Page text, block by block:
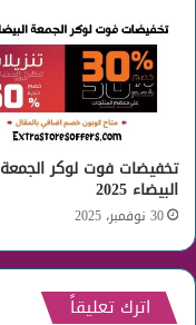
تخفيضات فوت لوكر الجمعة
البيضاء 2025
30 نوفمبر، 2025
اترك تعليقاً